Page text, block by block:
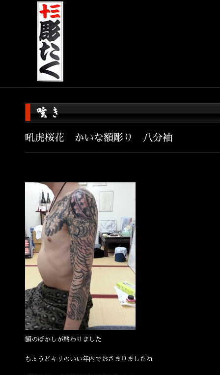
吼虎桜花 かいな額彫り 八分袖
額のぼかしが終わりました
ちょうどキリのいい年内でおさまりましたね